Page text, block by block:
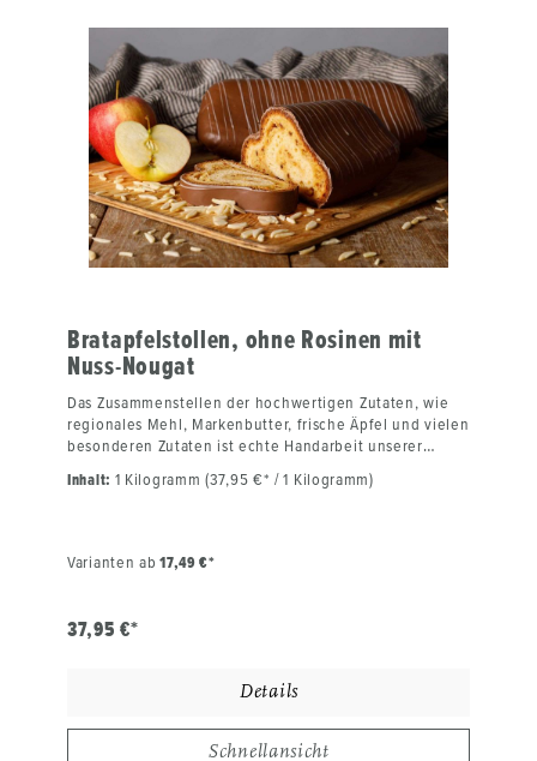
Bratapfelstollen, ohne Rosinen mit
Nuss-Nougat
Das Zusammenstellen der hochwertigen Zutaten, wie
regionales Mehl, Markenbutter, frische Äpfel und vielen
besonderen Zutaten ist echte Handarbeit unserer
Stollenteiges und seine Ruhezeit. Unser
Bratapfelstollen aus dem Hause Laudenbach saftig,
köstlich, aromatisch und hat einen unverwechselbaren
den hochwertigen Zutaten machen ihn zu einem
besonderen Geschmackserlebnis. Für unsere Kunden
Äpfeln, Pudding und Persipanfüllung, täglich frisch
thüringischen Gera KEIN Industrieprodukt Nur mit
besten Zutaten in hoher Qualität: feinstes Mehl, Äpfel
Inhalt: 1 Kilogramm (37,95 €* / 1 Kilogramm)
Varianten ab 17,49 €*
37,95 €*
Details
Schnellansicht